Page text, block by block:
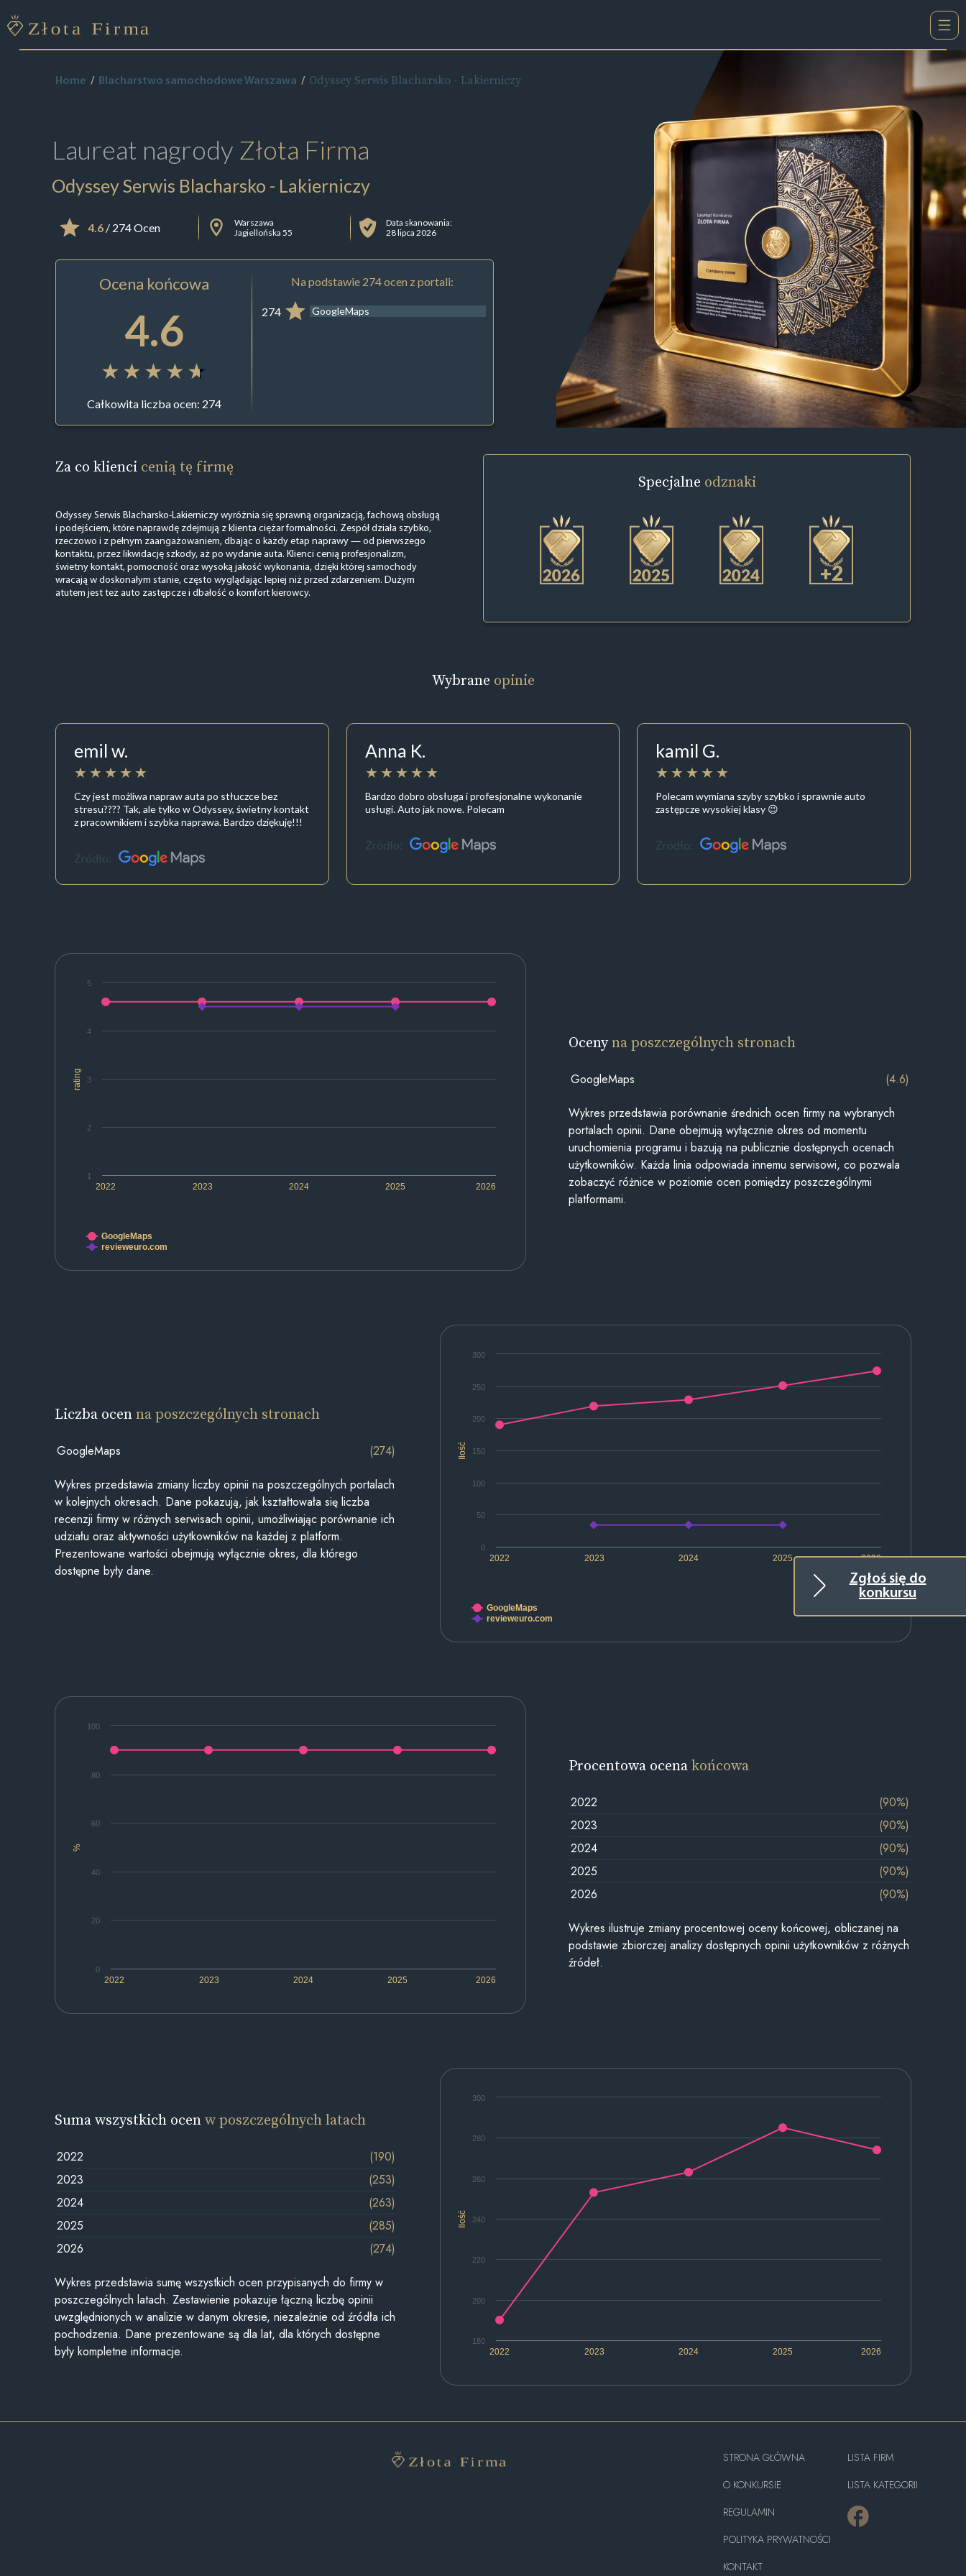
Zgłoś się do
konkursu
Home Blacharstwo samochodowe Warszawa Odyssey Serwis Blacharsko - Lakierniczy
Laureat nagrody Złota Firma
Odyssey Serwis Blacharsko - Lakierniczy
4.6/ 274 Ocen
Warszawa
Jagiellońska 55
Data skanowania:
28 lipca 2026
Ocena końcowa
4.6
Całkowita liczba ocen: 274
Na podstawie 274 ocen z portali:
274 GoogleMaps
Za co klienci cenią tę firmę
Odyssey Serwis Blacharsko-Lakierniczy wyróżnia się sprawną organizacją, fachową obsługą
i podejściem, które naprawdę zdejmują z klienta ciężar formalności. Zespół działa szybko,
rzeczowo i z pełnym zaangażowaniem, dbając o każdy etap naprawy — od pierwszego
kontaktu, przez likwidację szkody, aż po wydanie auta. Klienci cenią profesjonalizm,
świetny kontakt, pomocność oraz wysoką jakość wykonania, dzięki której samochody
wracają w doskonałym stanie, często wyglądając lepiej niż przed zdarzeniem. Dużym
atutem jest też auto zastępcze i dbałość o komfort kierowcy.
Specjalne odznaki
+2
Wybrane opinie
emil w.
Czy jest możliwa napraw auta po stłuczce bez
stresu???? Tak, ale tylko w Odyssey, świetny kontakt
z pracownikiem i szybka naprawa. Bardzo dziękuję!!!
Źródło:
Anna K.
Bardzo dobro obsługa i profesjonalne wykonanie
usługi. Auto jak nowe. Polecam
Źródło:
kamil G.
Polecam wymiana szyby szybko i sprawnie auto
zastępcze wysokiej klasy 😉
Źródło:
rating
2022 2023 2024 2025 2026
1
2
3
4
5
GoogleMaps
revieweuro.com
Ocenyna poszczególnych stronach
GoogleMaps (4.6)
Wykres przedstawia porównanie średnich ocen firmy na wybranych
portalach opinii. Dane obejmują wyłącznie okres od momentu
uruchomienia programu i bazują na publicznie dostępnych ocenach
użytkowników. Każda linia odpowiada innemu serwisowi, co pozwala
zobaczyć różnice w poziomie ocen pomiędzy poszczególnymi
platformami.
Ilość
2022 2023 2024 2025 2026
0
50
100
150
200
250
300
GoogleMaps
revieweuro.com
Liczba ocenna poszczególnych stronach
GoogleMaps (274)
Wykres przedstawia zmiany liczby opinii na poszczególnych portalach
w kolejnych okresach. Dane pokazują, jak kształtowała się liczba
recenzji firmy w różnych serwisach opinii, umożliwiając porównanie ich
udziału oraz aktywności użytkowników na każdej z platform.
Prezentowane wartości obejmują wyłącznie okres, dla którego
dostępne były dane.
%
2022 2023 2024 2025 2026
0
20
40
60
80
100
Procentowa ocenakońcowa
2022
(90%)
2023
(90%)
2024
(90%)
2025
(90%)
2026
(90%)
Wykres ilustruje zmiany procentowej oceny końcowej, obliczanej na
podstawie zbiorczej analizy dostępnych opinii użytkowników z różnych
źródeł.
Ilość
2022 2023 2024 2025 2026
180
200
220
240
260
280
300
Suma wszystkich ocenw poszczególnych latach
2022
(190)
2023
(253)
2024
(263)
2025
(285)
2026
(274)
Wykres przedstawia sumę wszystkich ocen przypisanych do firmy w
poszczególnych latach. Zestawienie pokazuje łączną liczbę opinii
uwzględnionych w analizie w danym okresie, niezależnie od źródła ich
pochodzenia. Dane prezentowane są dla lat, dla których dostępne
były kompletne informacje.
STRONA GŁÓWNA
O KONKURSIE
REGULAMIN
POLITYKA PRYWATNOŚCI
KONTAKT
LISTA FIRM
LISTA KATEGORII